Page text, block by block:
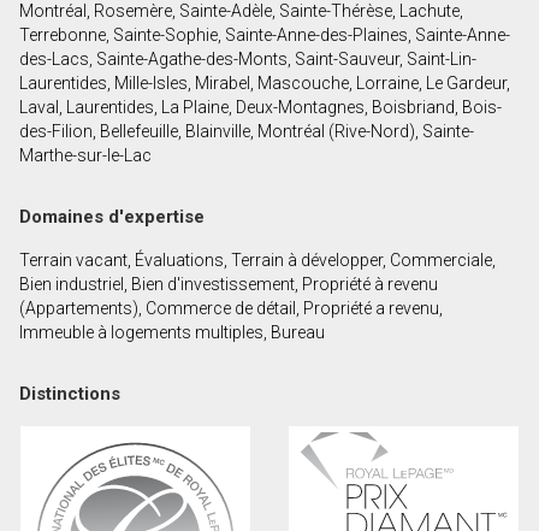
consentez à nos conditions d'utilisation et vous
communiquer avec vous.
Montréal, Rosemère, Sainte-Adèle, Sainte-Thérèse, Lachute,
Terrebonne, Sainte-Sophie, Sainte-Anne-des-Plaines, Sainte-Anne-
des-Lacs, Sainte-Agathe-des-Monts, Saint-Sauveur, Saint-Lin-
Laurentides, Mille-Isles, Mirabel, Mascouche, Lorraine, Le Gardeur,
Laval, Laurentides, La Plaine, Deux-Montagnes, Boisbriand, Bois-
des-Filion, Bellefeuille, Blainville, Montréal (Rive-Nord), Sainte-
Marthe-sur-le-Lac
Domaines d'expertise
Terrain vacant, Évaluations, Terrain à développer, Commerciale,
Bien industriel, Bien d'investissement, Propriété à revenu
(Appartements), Commerce de détail, Propriété a revenu,
Immeuble à logements multiples, Bureau
Distinctions